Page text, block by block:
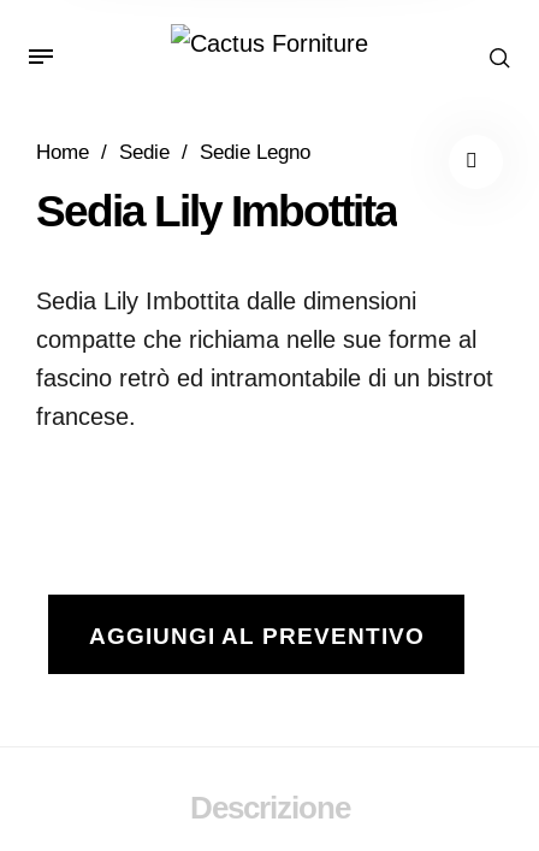
Home / Sedie / Sedie Legno
Sedia Lily Imbottita
Sedia Lily Imbottita dalle dimensioni
compatte che richiama nelle sue forme al
fascino retrò ed intramontabile di un bistrot
francese.
AGGIUNGI AL PREVENTIVO
Descrizione